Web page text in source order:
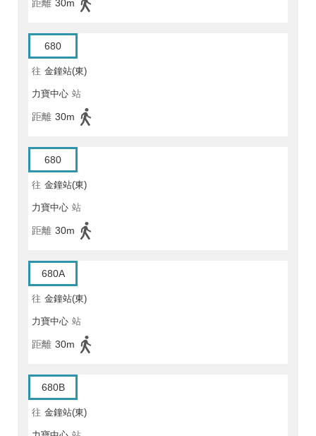
距離 30m
680
往 金鐘站(東)
力寶中心 站
距離 30m
680
往 金鐘站(東)
力寶中心 站
距離 30m
680A
往 金鐘站(東)
力寶中心 站
距離 30m
680B
往 金鐘站(東)